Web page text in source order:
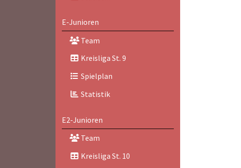
E-Junioren
Team
Kreisliga St. 9
Spielplan
Statistik
E2-Junioren
Team
Kreisliga St. 10